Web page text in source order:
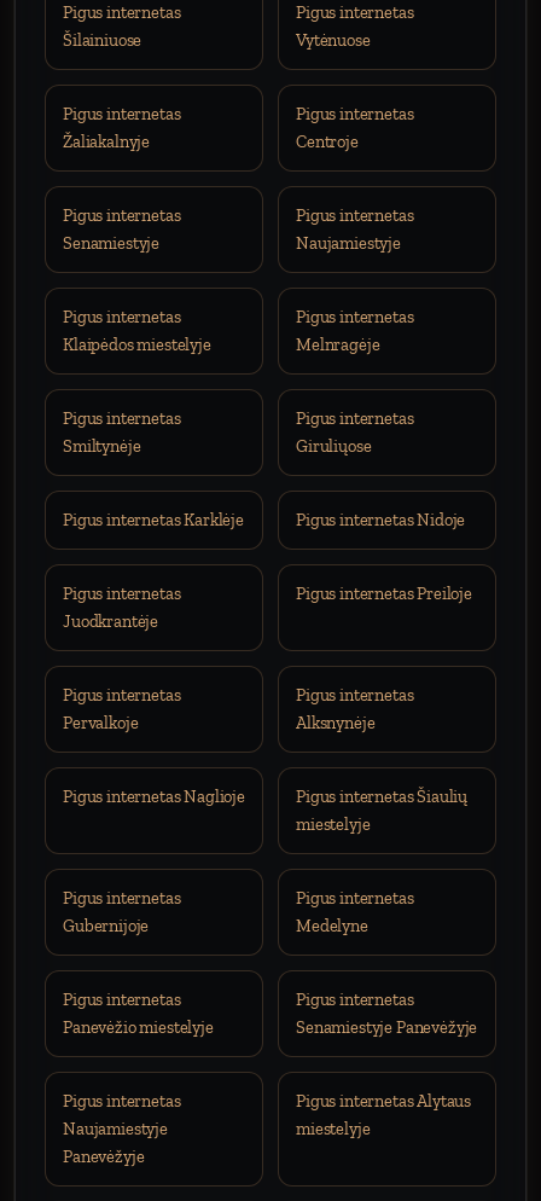
Pigus internetas
Šilainiuose
Pigus internetas
Vytėnuose
Pigus internetas
Žaliakalnyje
Pigus internetas
Centroje
Pigus internetas
Senamiestyje
Pigus internetas
Naujamiestyje
Pigus internetas
Klaipėdos miestelyje
Pigus internetas
Melnragėje
Pigus internetas
Smiltynėje
Pigus internetas
Giruliųose
Pigus internetas Karklėje Pigus internetas Nidoje
Pigus internetas
Juodkrantėje
Pigus internetas Preiloje
Pigus internetas
Pervalkoje
Pigus internetas
Alksnynėje
Pigus internetas Naglioje
Pigus internetas Šiaulių
miestelyje
Pigus internetas
Gubernijoje
Pigus internetas
Medelyne
Pigus internetas
Panevėžio miestelyje
Pigus internetas
Senamiestyje Panevėžyje
Pigus internetas
Naujamiestyje
Panevėžyje
Pigus internetas Alytaus
miestelyje